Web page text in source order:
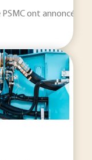
ont annoncé